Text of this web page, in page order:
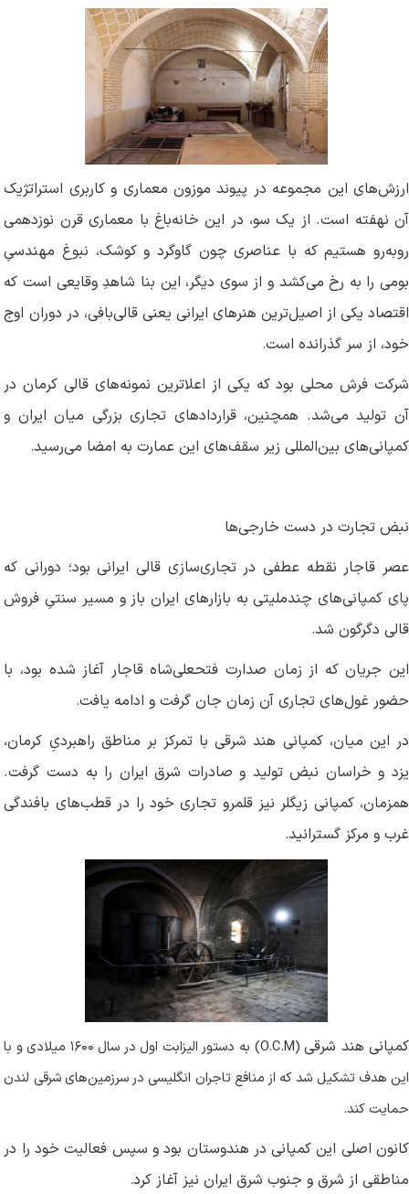
ارزش‌های این مجموعه در پیوند موزون معماری و کاربری استراتژیک
آن نهفته است. از یک سو، در این خانه‌باغ با معماری قرن نوزدهمی
روبه‌رو هستیم که با عناصری چون گاوگرد و کوشک، نبوغ مهندسیِ
بومی را به رخ می‌کشد و از سوی دیگر، این بنا شاهدِ وقایعی است که
اقتصاد یکی از اصیل‌ترین هنرهای ایرانی یعنی قالی‌بافی، در دوران اوج
خود، از سر گذرانده است.
شرکت فرش محلی بود که یکی از اعلاترین نمونه‌های قالی کرمان در
آن تولید می‌شد. همچنین، قراردادهای تجاری بزرگی میان ایران و
کمپانی‌های بین‌المللی زیر سقف‌های این عمارت به امضا می‌رسید.
نبض تجارت در دست خارجی‌ها
عصر قاجار نقطه‌ عطفی در تجاری‌سازی قالی ایرانی بود؛ دورانی که
پای کمپانی‌های چندملیتی به بازارهای ایران باز و مسیر سنتیِ فروش
قالی دگرگون شد.
این جریان که از زمان صدارت فتحعلی‌شاه قاجار آغاز شده بود، با
حضور غول‌های تجاری آن زمان جان گرفت و ادامه یافت.
در این میان، کمپانی هند شرقی با تمرکز بر مناطق راهبردیِ کرمان،
یزد و خراسان نبض تولید و صادرات شرق ایران را به دست گرفت.
همزمان، کمپانی زیگلر نیز قلمرو تجاری خود را در قطب‌های بافندگی
غرب و مرکز گسترانید.
کمپانی‌ هند شرقی(O.C.M) ‌به دستور الیزابت‌ اول‌ در سال‌ ۱۶۰۰ میلادی و با
این هدف تشکیل شد که از منافع تاجران انگلیسی در سرزمین‌های شرقی لندن
حمایت کند.
کانون اصلی این کمپانی در هندوستان بود و سپس فعالیت خود را در
مناطقی از شرق و جنوب شرق ایران نیز آغاز کرد.